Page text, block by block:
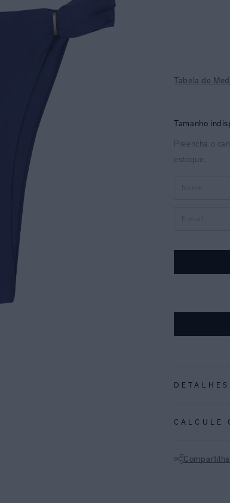
Tabela de
estampadas.
CALCULE